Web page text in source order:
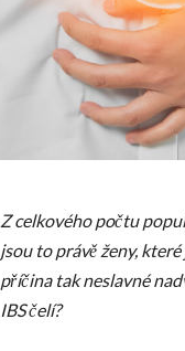
Z celkového počtu
jsou to právě ženy,
příčina tak neslavné
IBS čelí?